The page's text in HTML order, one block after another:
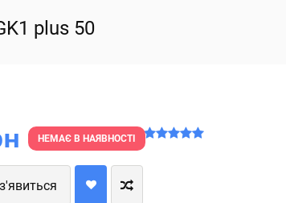
plus 50
НЕМАЄ В НАЯВНОСТІ